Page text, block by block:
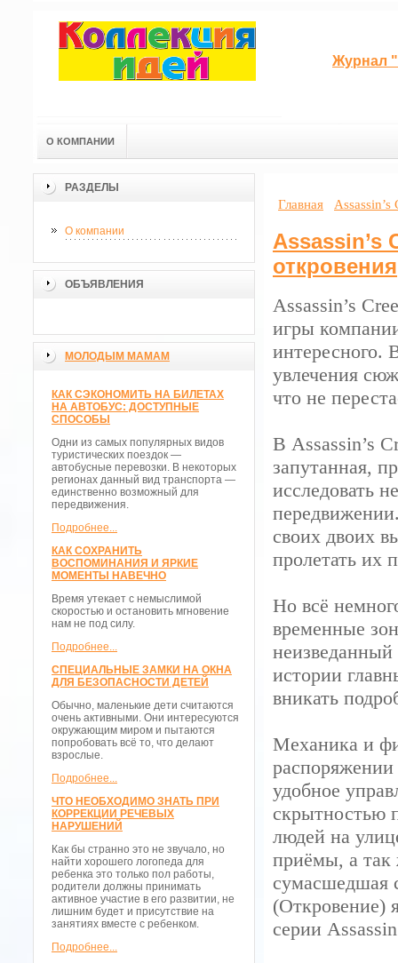
Журнал
О КОМПАНИИ
РАЗДЕЛЫ
О компании
ОБЪЯВЛЕНИЯ
МОЛОДЫМ МАМАМ
КАК СЭКОНОМИТЬ НА БИЛЕТАХ
НА АВТОБУС: ДОСТУПНЫЕ
СПОСОБЫ
Одни из самых популярных видов
туристических поездок —
автобусные перевозки. В некоторых
регионах данный вид транспорта —
единственно возможный для
передвижения.
Подробнее...
КАК СОХРАНИТЬ
ВОСПОМИНАНИЯ И ЯРКИЕ
МОМЕНТЫ НАВЕЧНО
Время утекает с немыслимой
скоростью и остановить мгновение
нам не под силу.
Подробнее...
СПЕЦИАЛЬНЫЕ ЗАМКИ НА ОКНА
ДЛЯ БЕЗОПАСНОСТИ ДЕТЕЙ
Обычно, маленькие дети считаются
очень активными. Они интересуются
окружающим миром и пытаются
попробовать всё то, что делают
взрослые.
Подробнее...
ЧТО НЕОБХОДИМО ЗНАТЬ ПРИ
КОРРЕКЦИИ РЕЧЕВЫХ
НАРУШЕНИЙ
Как бы странно это не звучало, но
найти хорошего логопеда для
ребенка это только пол работы,
родители должны принимать
активное участие в его развитии, не
лишним будет и присутствие на
занятиях вместе с ребенком.
Подробнее...
Главная
Assassin’s
откровения
Assassin’s
игры
интересного.
увлечения
что не
В Assassin’s
запутанная,
исследовать
своих двоих
пролетать их
Но всё
временные
истории
вникать
Механика и
удобное
скрытностью
людей на
приёмы, а так
сумасшедшая
(Откровение)
серии